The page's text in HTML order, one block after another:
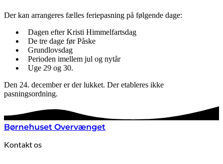
Der kan arrangeres fælles feriepasning på følgende dage:
Dagen efter Kristi Himmelfartsdag
De tre dage før Påske
Grundlovsdag
Perioden imellem jul og nytår
Uge 29 og 30.
Den 24. december er der lukket. Der etableres ikke
pasningsordning.
Børnehuset Overvænget
Kontakt os